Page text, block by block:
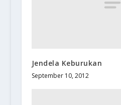
Jendela Keburukan
September 10, 2012